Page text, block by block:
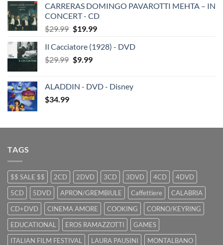
was:
$29.99.
is:
$19.99.
CARRERAS DOMINGO PAVAROTTI MEHTA – IN
CONCERT - CD
$29.99 Original
was:
$29.99.
$19.99Current
is:
Il Cacciatore (1928) - DVD
$29.99 Original
$29.99.
$9.99Current
$9.99.
ALADDIN - DVD - Disney
$34.99
TAGS
$$ SALE $$ 2CD 2DVD 3CD 3DVD 4CD
4DVD
5CD
5DVD APRON/GREMBIULE Caffettiere
CALABRIA
CD+DVD
CINEMA AMORE COOKING
CORNO/KEYRING
EDUCATIONAL
EROS RAMAZZOTTI
GAMES
ITALIAN FILM FESTIVAL
LAURA PAUSINI MONTALBANO